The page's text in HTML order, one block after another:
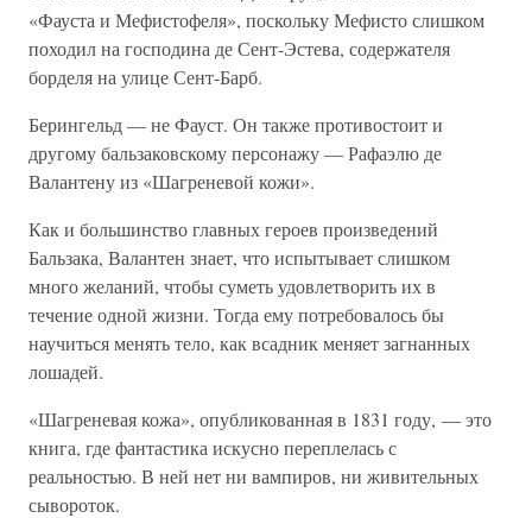
«Фауста и Мефистофеля», поскольку Мефисто слишком
походил на господина де Сент-Эстева, содержателя
борделя на улице Сент-Барб.
Берингельд — не Фауст. Он также противостоит и
другому бальзаковскому персонажу — Рафаэлю де
Валантену из «Шагреневой кожи».
Как и большинство главных героев произведений
Бальзака, Валантен знает, что испытывает слишком
много желаний, чтобы суметь удовлетворить их в
течение одной жизни. Тогда ему потребовалось бы
научиться менять тело, как всадник меняет загнанных
лошадей.
«Шагреневая кожа», опубликованная в 1831 году, — это
книга, где фантастика искусно переплелась с
реальностью. В ней нет ни вампиров, ни живительных
сывороток.